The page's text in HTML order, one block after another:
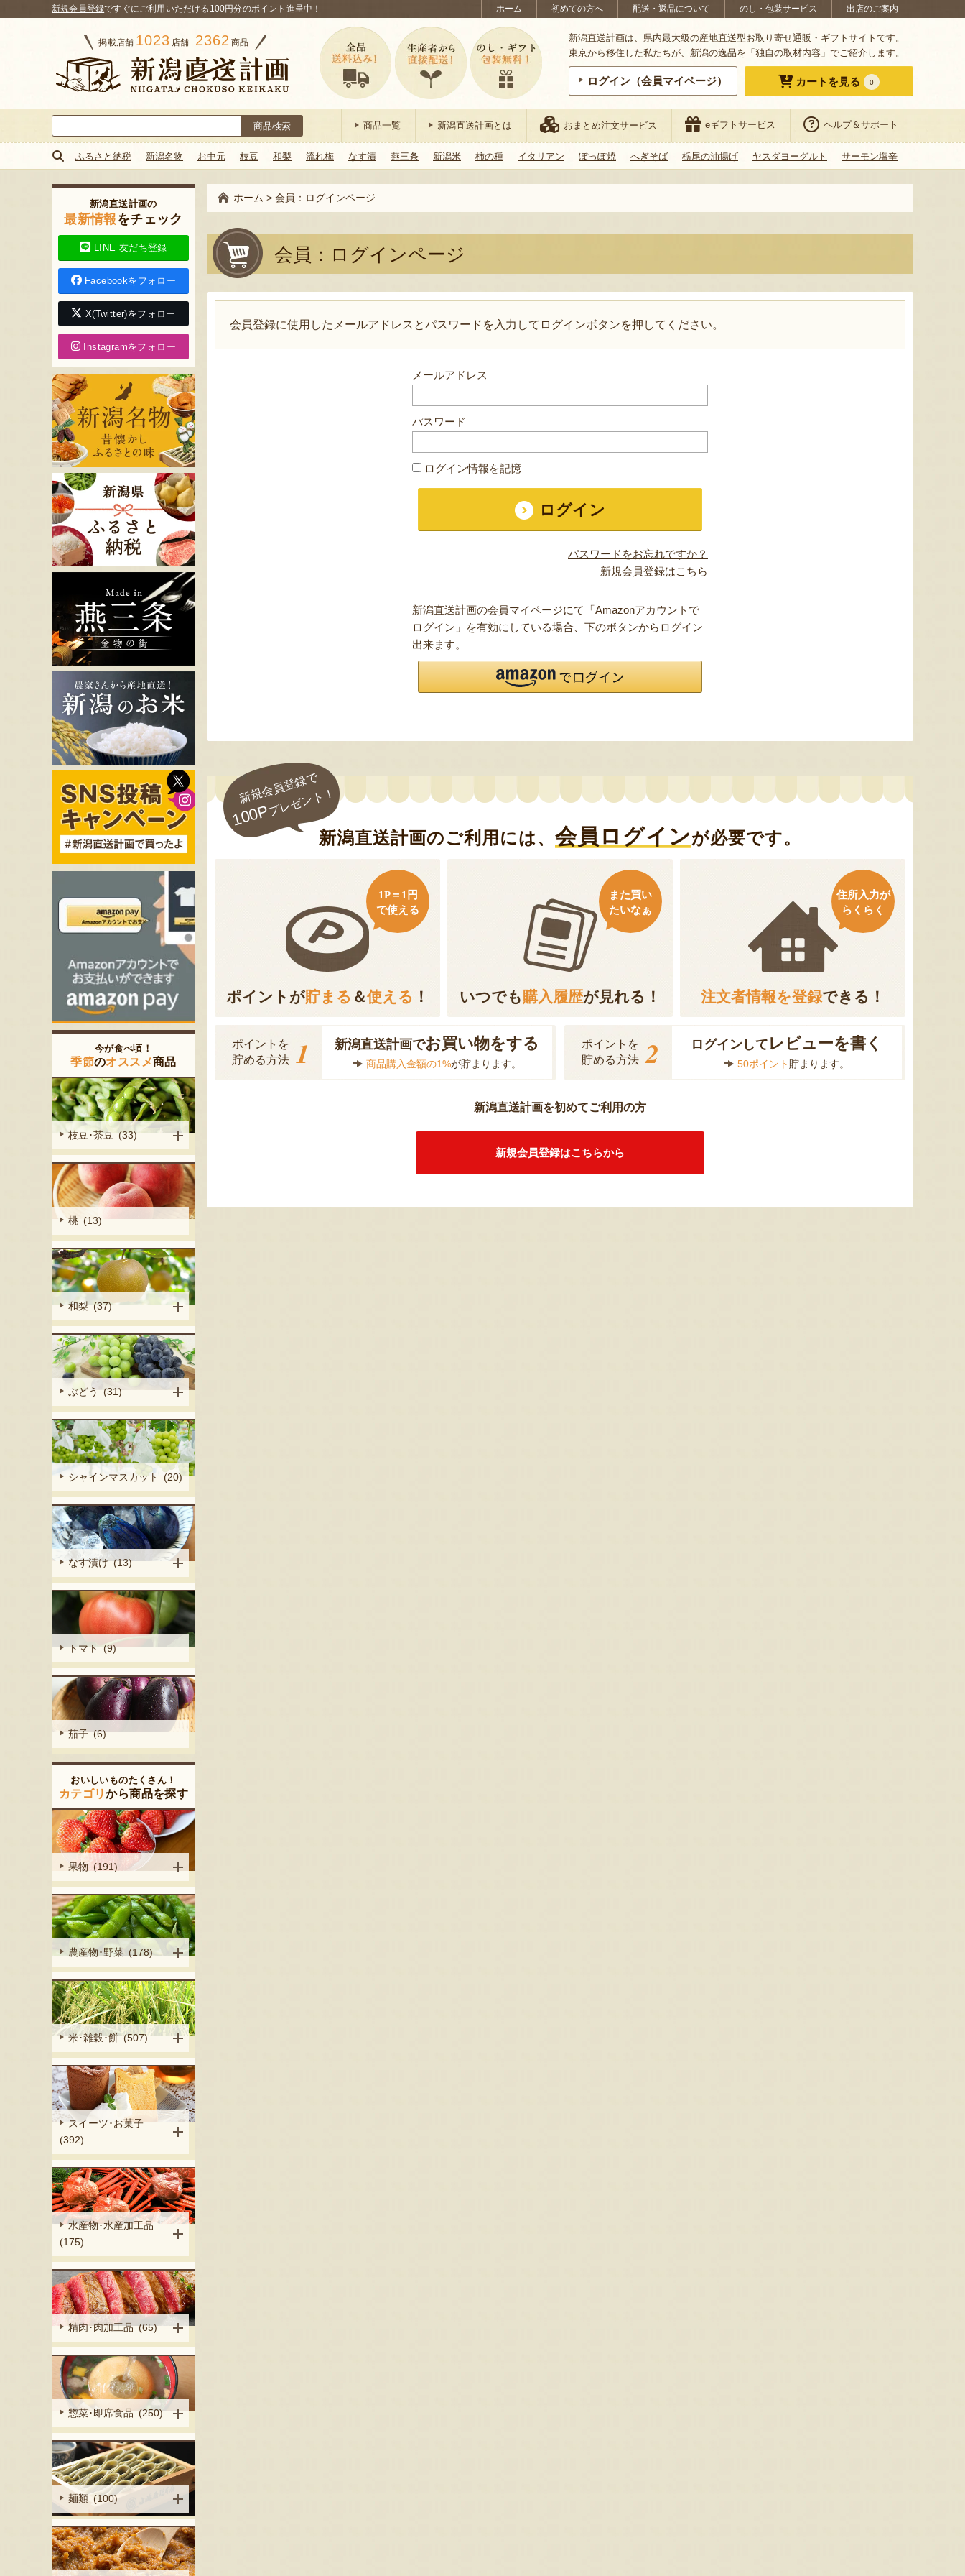
ホーム 初めての方へ 配送・返品について のし・包装サービス 出店のご案内
新規会員登録ですぐにご利用いただける100円分のポイント進呈中！
掲載店舗 1023 店舗 2362 商品
新潟直送計画は、県内最大級の産地直送型お取り寄せ通販・ギフトサイトです。
東京から移住した私たちが、新潟の逸品を「独自の取材内容」でご紹介します。
ログイン（会員マイページ） カートを見る 0
索:
商品一覧 新潟直送計画とは おまとめ注文サービス eギフトサービス ヘルプ＆サポート
ふるさと納税 新潟名物 お中元 枝豆 和梨 流れ梅 なす漬 燕三条 新潟米 柿の種 イタリアン ぽっぽ焼 へぎそば 栃尾の油揚げ ヤスダヨーグルト サーモン塩辛
ホーム > 会員：ログインページ
会員：ログインページ
会員登録に使用したメールアドレスとパスワードを入力してログインボタンを押してください。
メールアドレス
パスワード
ログイン情報を記憶
パスワードをお忘れですか？
新規会員登録はこちら
新潟直送計画の会員マイページにて「Amazonアカウントで
ログイン」を有効にしている場合、下のボタンからログイン
出来ます。
新規会員登録で
100Pプレゼント！
新潟直送計画のご利用には、 会員ログインが必要です。
ポイントが貯まる ＆使える ！
1P＝1円
で使える
いつでも購入履歴が見れる！
また買い
たいなぁ
注文者情報を登録できる！
住所入力が
らくらく
ポイントを
貯める方法 1 新潟直送計画でお買い物をする
商品購入金額の1%が貯まります。
ポイントを
貯める方法 2 ログインして レビューを書く
50ポイント 貯まります。
新潟直送計画を初めてご利用の方
新規会員登録はこちらから
新潟直送計画の
最新情報をチェック
LINE 友だち登録
Facebookをフォロー
X(Twitter)をフォロー
Instagramをフォロー
今が食べ頃！
季節のオススメ商品
枝豆･茶豆 (33)
桃 (13)
和梨 (37)
ぶどう (31)
シャインマスカット (20)
なす漬け (13)
トマト (9)
茄子 (6)
おいしいものたくさん！
カテゴリから商品を探す
果物 (191)
農産物･野菜 (178)
米･雑穀･餅 (507)
スイーツ･お菓子
(392)
水産物･水産加工品
(175)
精肉･肉加工品 (65)
惣菜･即席食品 (250)
麺類 (100)